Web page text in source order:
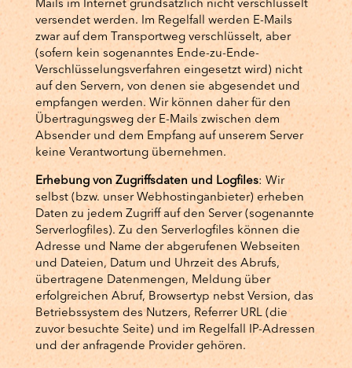
Mails im Internet grundsätzlich nicht verschlüsselt
versendet werden. Im Regelfall werden E-Mails
zwar auf dem Transportweg verschlüsselt, aber
(sofern kein sogenanntes Ende-zu-Ende-
Verschlüsselungsverfahren eingesetzt wird) nicht
auf den Servern, von denen sie abgesendet und
empfangen werden. Wir können daher für den
Übertragungsweg der E-Mails zwischen dem
Absender und dem Empfang auf unserem Server
keine Verantwortung übernehmen.
Erhebung von Zugriffsdaten und Logfiles: Wir
selbst (bzw. unser Webhostinganbieter) erheben
Daten zu jedem Zugriff auf den Server (sogenannte
Serverlogfiles). Zu den Serverlogfiles können die
Adresse und Name der abgerufenen Webseiten
und Dateien, Datum und Uhrzeit des Abrufs,
übertragene Datenmengen, Meldung über
erfolgreichen Abruf, Browsertyp nebst Version, das
Betriebssystem des Nutzers, Referrer URL (die
zuvor besuchte Seite) und im Regelfall IP-Adressen
und der anfragende Provider gehören.